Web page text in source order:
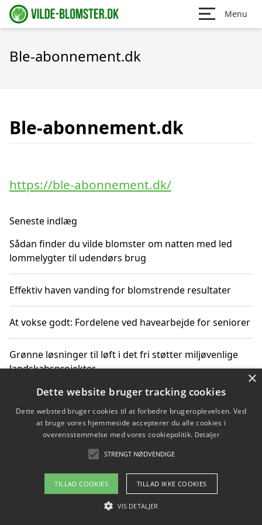
Menu
Ble-abonnement.dk
Ble-abonnement.dk
https://ble-abonnement.dk/
Seneste indlæg
Sådan finder du vilde blomster om natten med led
lommelygter til udendørs brug
Effektiv haven vanding for blomstrende resultater
At vokse godt: Fordelene ved havearbejde for seniorer
Grønne løsninger til løft i det fri støtter miljøvenlige
landskabsprojekter
Gør haven til et frirum for familien og naturen
Copyright 2026 - Pilanto Aps
Om / kontakt
Blog Betingelser
×
Dette website bruger tracking cookies
Dette websted bruger cookies til at forbedre brugeroplevelsen. Ved
at bruge vores hjemmeside accepterer du alle cookies i
overensstemmelse med vores cookiepolitik. Detaljer
STRENGT NØDVENDIGE
TILLAD COOKIES TILLAD IKKE COOKIES
VIS DETALJER